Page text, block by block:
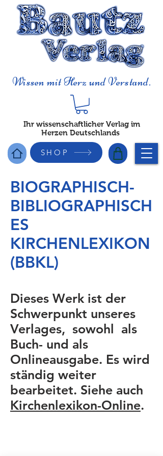
Wissen mit Herz und Verstand.
Ihr wissenschaftlicher Verlag im
Herzen Deutschlands
SHOP
BIOGRAPHISCH-
BIBLIOGRAPHISCH
ES
KIRCHENLEXIKON
(BBKL)
Dieses Werk ist der
Schwerpunkt unseres
Verlages, sowohl als
Buch- und als
Onlineausgabe. Es wird
ständig weiter
bearbeitet. Siehe auch
Kirchenlexikon-Online.